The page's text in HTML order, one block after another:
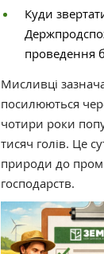
Куди
проведення
Мисливці
посилюються
чотири роки
тисяч голів. Це
природи до
господарств.